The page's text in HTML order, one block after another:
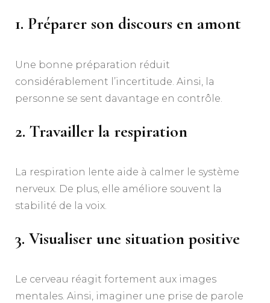
1. Préparer son discours en amont
Une bonne préparation réduit
considérablement l’incertitude. Ainsi, la
personne se sent davantage en contrôle.
2. Travailler la respiration
La respiration lente aide à calmer le système
nerveux. De plus, elle améliore souvent la
stabilité de la voix.
3. Visualiser une situation positive
Le cerveau réagit fortement aux images
mentales. Ainsi, imaginer une prise de parole